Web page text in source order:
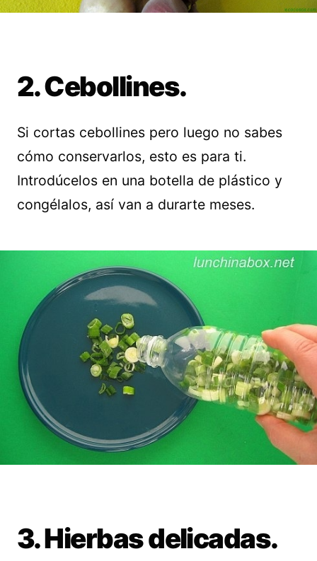
2. Cebollines.
Si cortas cebollines pero luego no sabes
cómo conservarlos, esto es para ti.
Introdúcelos en una botella de plástico y
congélalos, así van a durarte meses.
3. Hierbas delicadas.